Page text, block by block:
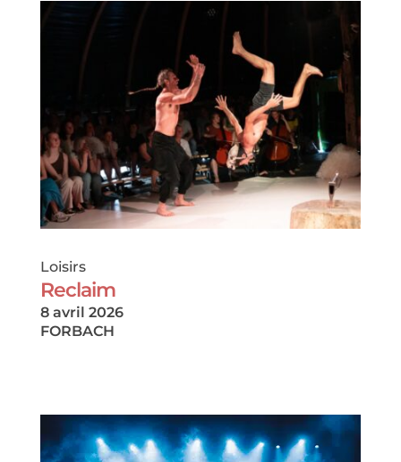
Loisirs
Reclaim
8 avril 2026
FORBACH